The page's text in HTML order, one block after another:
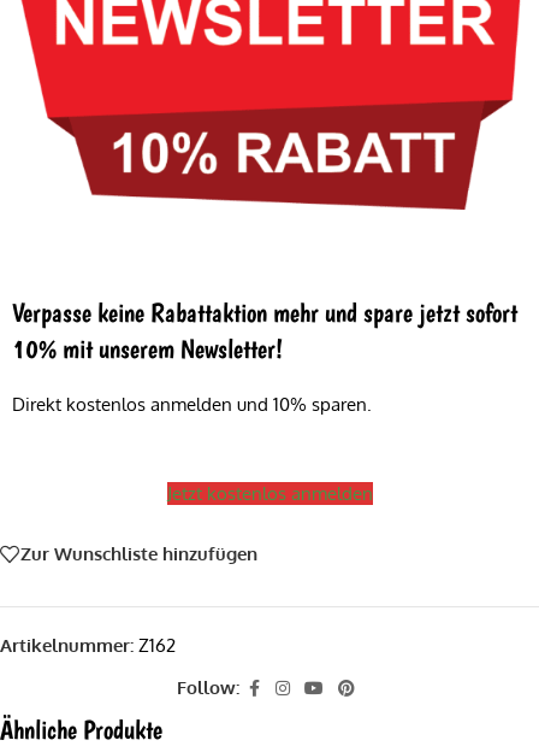
Verpasse keine Rabattaktion mehr und spare jetzt sofort
10% mit unserem Newsletter!
Direkt kostenlos anmelden und 10% sparen.
Jetzt kostenlos anmelden
Zur Wunschliste hinzufügen
Artikelnummer: Z162
Follow:
Ähnliche Produkte